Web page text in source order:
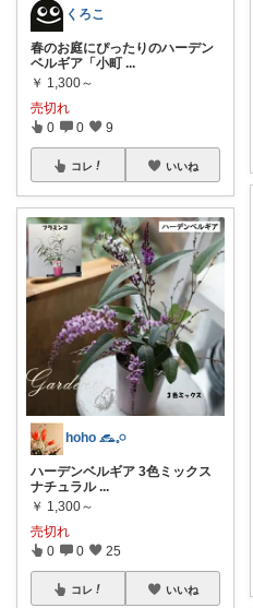
くろこ
春のお庭にぴったりのハーデン
ベルギア「小町 ...
￥ 1,300～
売切れ
0 0 9
コレ いいね
hoho 𓃺𓈒𓏸
ハーデンベルギア 3色ミックス
ナチュラル ...
￥ 1,300～
売切れ
0 0 25
コレ いいね